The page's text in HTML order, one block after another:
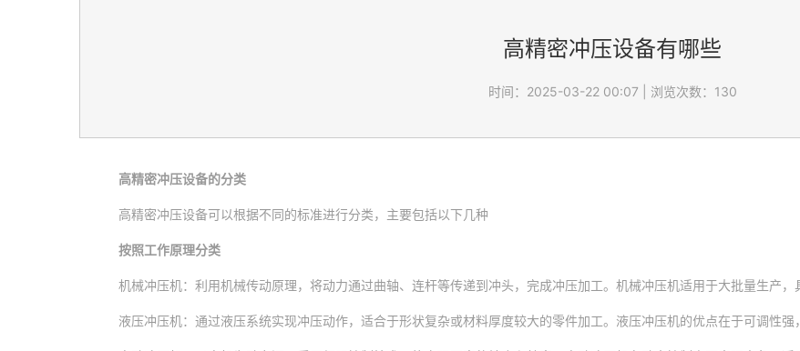
高精密冲压设备有哪些
时间：2025-03-22 00:07 浏览次数：130
高精密冲压设备的分类
高精密冲压设备可以根据不同的标准进行分类，主要包括以下几种
按照工作原理分类
机械冲压机：利用机械传动原理，将动力通过曲轴、连杆等传递到冲头，完成冲压加工。机械冲压机适用于大批量生产，
液压冲压机：通过液压系统实现冲压动作，适合于形状复杂或材料厚度较大的零件加工。液压冲压机的优点在于可调性强